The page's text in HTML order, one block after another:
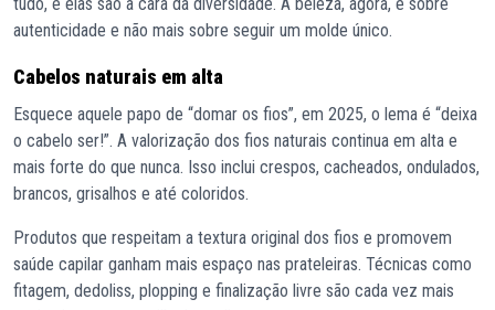
autenticidade e não mais sobre seguir um molde único.
Cabelos naturais em alta
Esquece aquele papo de “domar os fios”, em 2025, o lema é “deixa
o cabelo ser!”. A valorização dos fios naturais continua em alta e
mais forte do que nunca. Isso inclui crespos, cacheados, ondulados,
brancos, grisalhos e até coloridos.
Produtos que respeitam a textura original dos fios e promovem
saúde capilar ganham mais espaço nas prateleiras. Técnicas como
fitagem, dedoliss, plopping e finalização livre são cada vez mais